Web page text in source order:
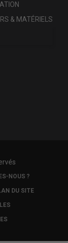
& MATÉRIELS
NOUS ?
DU SITE